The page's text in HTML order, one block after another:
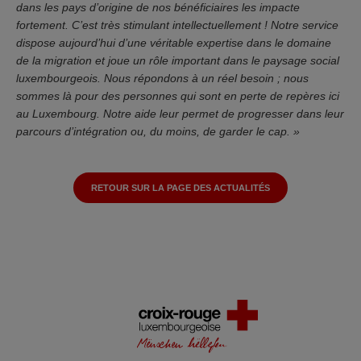
dans les pays d’origine de nos bénéficiaires les impacte
fortement. C’est très stimulant intellectuellement ! Notre service
dispose aujourd’hui d’une véritable expertise dans le domaine
de la migration et joue un rôle important dans le paysage social
luxembourgeois. Nous répondons à un réel besoin ; nous
sommes là pour des personnes qui sont en perte de repères ici
au Luxembourg. Notre aide leur permet de progresser dans leur
parcours d’intégration ou, du moins, de garder le cap. »
RETOUR SUR LA PAGE DES ACTUALITÉS